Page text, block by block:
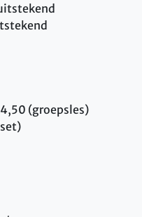
(groepsles)